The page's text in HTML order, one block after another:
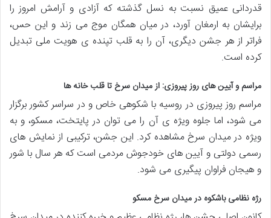
قدردانی عمیق نسبت به نسل گذشته که آزادی و آرامش امروز را
برایشان به ارمغان آورد، در میان همگان موج می زند و این حس،
فراتر از هر جشن دیگری، آن را به قلب تپنده ی هویت ملی تبدیل
کرده است.
مراسم و آیین های روز پیروزی: از میدان سرخ تا قلب خانه ها
مراسم روز پیروزی در روسیه با شکوهی خاص و در سراسر کشور برگزار
می شود، اما جلوه ویژه ی آن را می توان در پایتخت، مسکو، و به
ویژه در میدان سرخ مشاهده کرد. این جشن، ترکیبی از نمایش های
رسمی دولتی و آیین های خودجوش مردمی است که هر سال با شور
و هیجان فراوان پیگیری می شود.
رژه نظامی باشکوه در میدان سرخ مسکو